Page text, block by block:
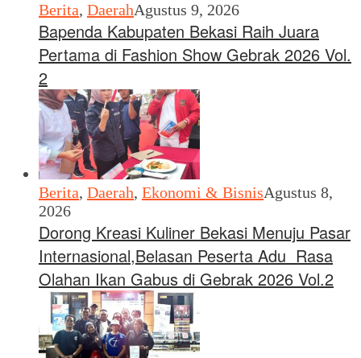
Berita, DaerahAgustus 9, 2026
Bapenda Kabupaten Bekasi Raih Juara
Pertama di Fashion Show Gebrak 2026 Vol.
2
Berita, Daerah, Ekonomi & BisnisAgustus 8,
2026
Dorong Kreasi Kuliner Bekasi Menuju Pasar
Internasional,Belasan Peserta Adu Rasa
Olahan Ikan Gabus di Gebrak 2026 Vol.2